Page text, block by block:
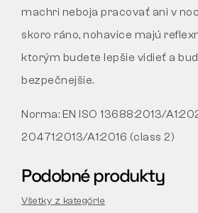
machri neboja pracovať ani v
skoro ráno, nohavice majú
ktorým budete lepšie vidieť a
bezpečnejšie.
Norma: EN ISO 13688:2013/
20471:2013/A1:2016 (class 2)
Podobné produkty
Všetky z kategórie